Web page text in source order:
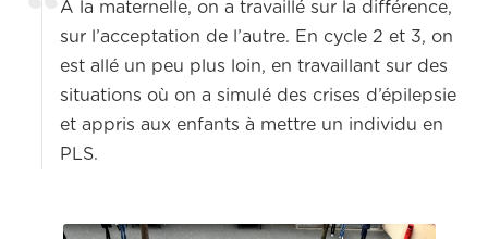
À la maternelle, on a travaillé sur la différence,
sur l’acceptation de l’autre. En cycle 2 et 3, on
est allé un peu plus loin, en travaillant sur des
situations où on a simulé des crises d’épilepsie
et appris aux enfants à mettre un individu en
PLS.